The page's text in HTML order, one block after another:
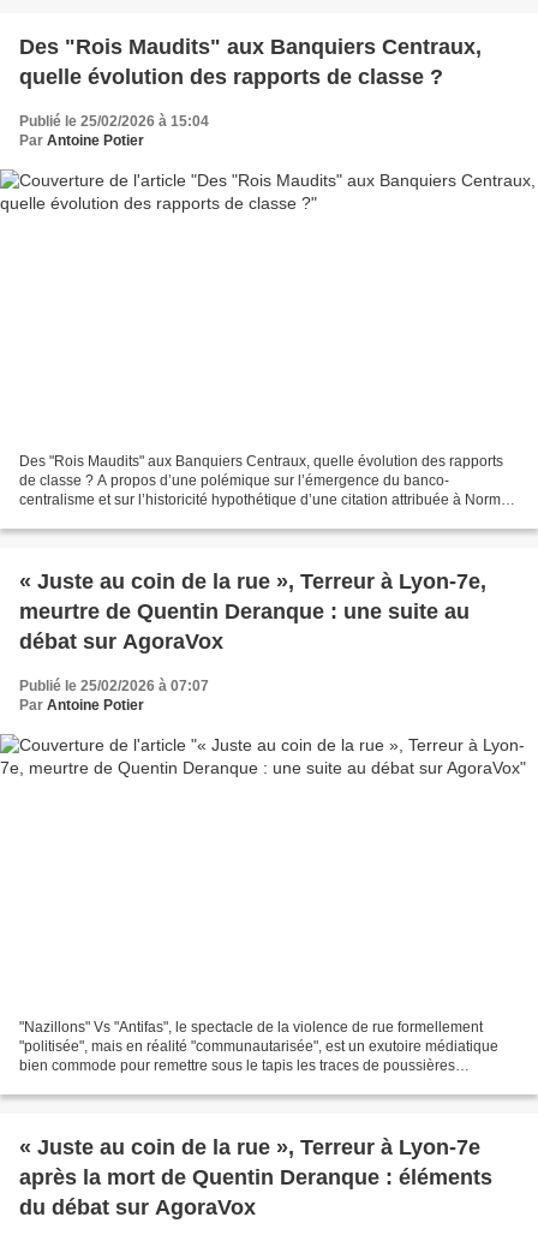
Des "Rois Maudits" aux Banquiers Centraux,
quelle évolution des rapports de classe ?
Publié le 25/02/2026 à 15:04
Par Antoine Potier
Des "Rois Maudits" aux Banquiers Centraux, quelle évolution des rapports
de classe ? A propos d’une polémique sur l’émergence du banco-
centralisme et sur l’historicité hypothétique d’une citation attribuée à Norman
« Juste au coin de la rue », Terreur à Lyon-7e,
meurtre de Quentin Deranque : une suite au
débat sur AgoraVox
Publié le 25/02/2026 à 07:07
Par Antoine Potier
"Nazillons" Vs "Antifas", le spectacle de la violence de rue formellement
"politisée", mais en réalité "communautarisée", est un exutoire médiatique
bien commode pour remettre sous le tapis les traces de poussières
« Juste au coin de la rue », Terreur à Lyon-7e
après la mort de Quentin Deranque : éléments
du débat sur AgoraVox